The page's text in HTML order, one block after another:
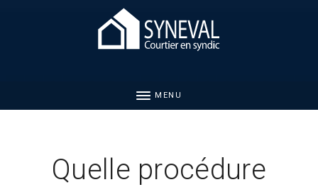
MENU
Quelle procédure